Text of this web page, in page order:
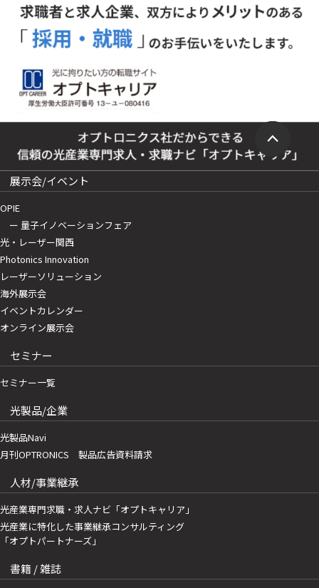
展示会/イベント
OPIE
ー 量子イノベーションフェア
光・レーザー関西
Photonics Innovation
レーザーソリューション
海外展示会
イベントカレンダー
オンライン展示会
セミナー
セミナー一覧
光製品/企業
光製品Navi
月刊OPTRONICS 製品広告資料請求
人材/事業継承
光産業専門求職・求人ナビ「オプトキャリア」
光産業に特化した事業継承コンサルティング
「オプトパートナーズ」
書籍 / 雑誌